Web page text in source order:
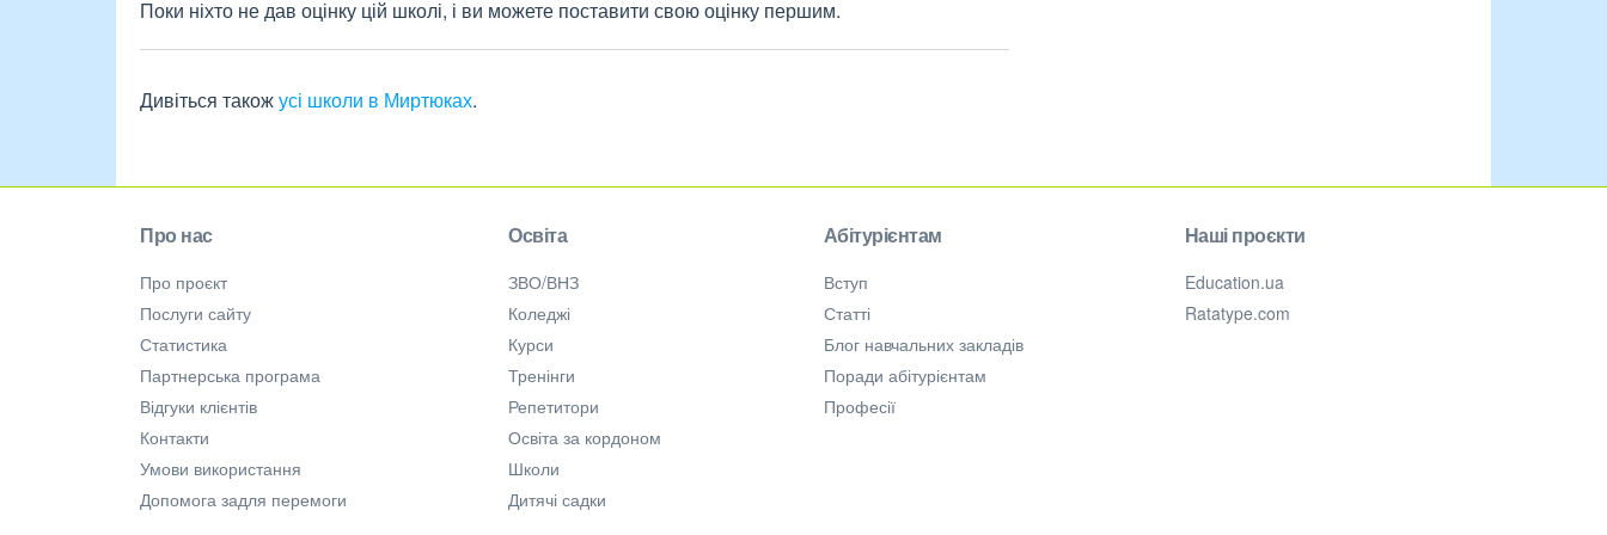
Поки ніхто не дав оцінку цій школі, і ви можете поставити свою оцінку першим.
Дивіться такожусі школи в Миртюках.
Про нас
Про проєкт
Послуги сайту
Статистика
Партнерська програма
Відгуки клієнтів
Контакти
Умови використання
Допомога задля перемоги
Освіта
ЗВО/ВНЗ
Коледжі
Курси
Тренінги
Репетитори
Освіта за кордоном
Школи
Дитячі садки
Абітурієнтам
Вступ
Статті
Блог навчальних закладів
Поради абітурієнтам
Професії
Наші проєкти
Education.ua
Ratatype.com